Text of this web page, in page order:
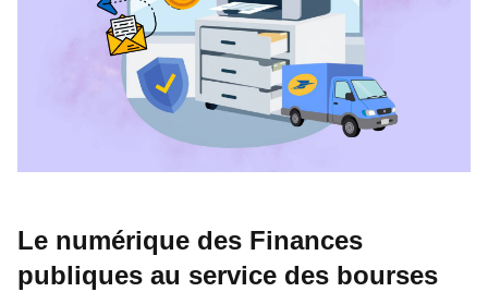
Le numérique des Finances
publiques au service des bourses